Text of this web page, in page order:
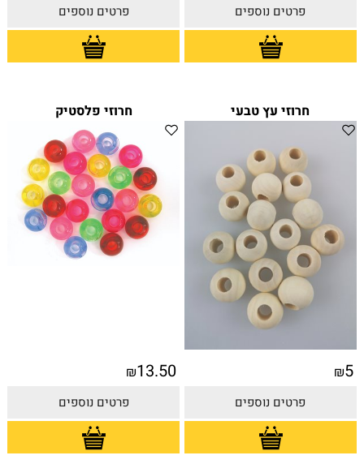
פרטים נוספים פרטים נוספים
חרוזי עץ טבעי
₪5
פרטים נוספים
חרוזי פלסטיק
₪13.50
פרטים נוספים